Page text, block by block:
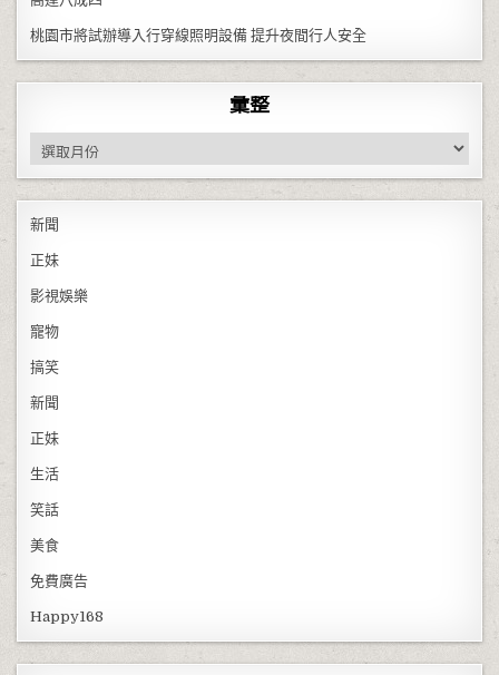
桃園市將試辦導入行穿線照明設備 提升夜間行人安全
彙整
彙整
新聞
正妹
影視娛樂
寵物
搞笑
新聞
正妹
生活
笑話
美食
免費廣告
Happy168